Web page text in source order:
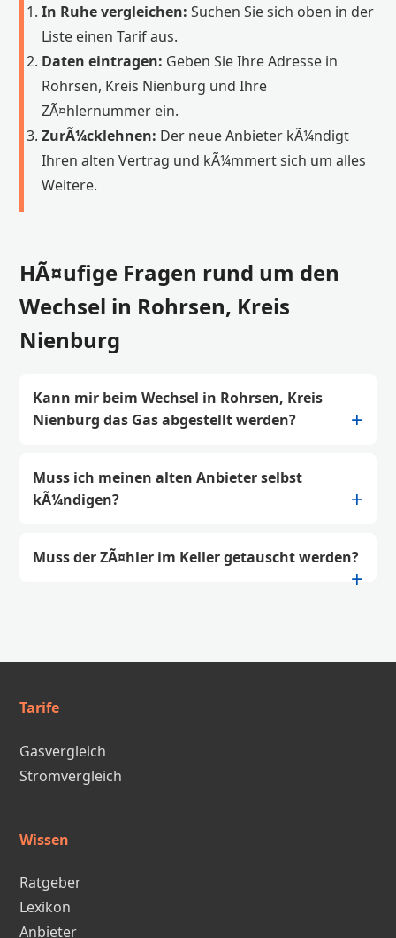
In Ruhe vergleichen: Suchen Sie sich oben in der
Liste einen Tarif aus.
Daten eintragen: Geben Sie Ihre Adresse in
Rohrsen, Kreis Nienburg und Ihre
ZÃ¤hlernummer ein.
ZurÃ¼cklehnen: Der neue Anbieter kÃ¼ndigt
Ihren alten Vertrag und kÃ¼mmert sich um alles
Weitere.
HÃ¤ufige Fragen rund um den
Wechsel in Rohrsen, Kreis
Nienburg
Kann mir beim Wechsel in Rohrsen, Kreis
Nienburg das Gas abgestellt werden?
Muss ich meinen alten Anbieter selbst
kÃ¼ndigen?
Muss der ZÃ¤hler im Keller getauscht werden?
Tarife
Gasvergleich
Stromvergleich
Wissen
Ratgeber
Lexikon
Anbieter